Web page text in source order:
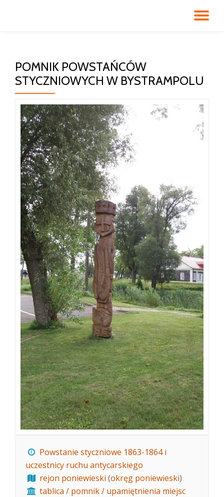
POMNIK POWSTAŃCÓW
STYCZNIOWYCH W BYSTRAMPOLU
Powstanie styczniowe 1863-1864 i
uczestnicy ruchu antycarskiego
rejon poniewieski (okręg poniewieski)
tablica / pomnik / upamiętnienia miejsc